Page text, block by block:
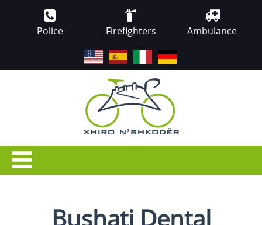
Police Firefighters Ambulance
Bushati Dental